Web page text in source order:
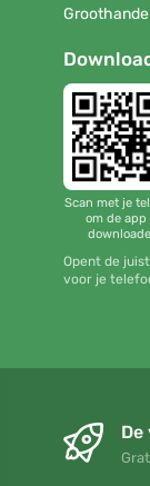
Scan met je
om de app
Opent de
voor je